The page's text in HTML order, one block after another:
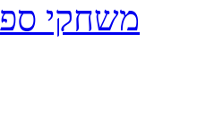
משחקי